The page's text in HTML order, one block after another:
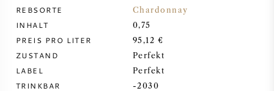
PINOT NOIR
CHARDONNAY
MERLOT
REBSORTE Chardonnay
INHALT 0,75
PREIS PRO LITER 95,12 €
ZUSTAND Perfekt
LABEL Perfekt
TRINKBAR -2030